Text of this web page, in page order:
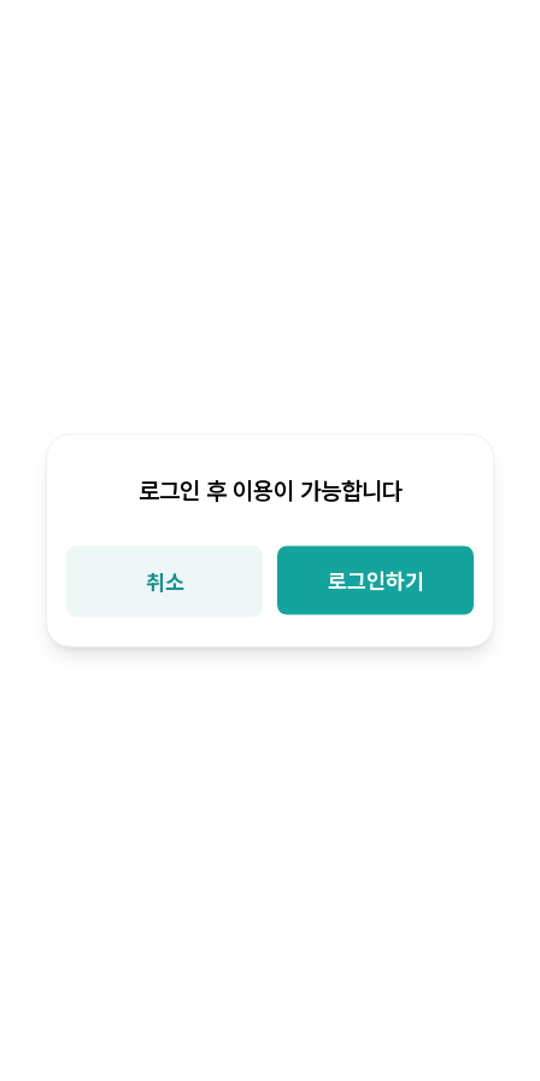
로그인 후 이용이 가능합니다
취소 로그인하기